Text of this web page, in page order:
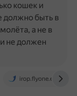
irop.flyone.eu
кошек и
должно быть в
а не в
не должен